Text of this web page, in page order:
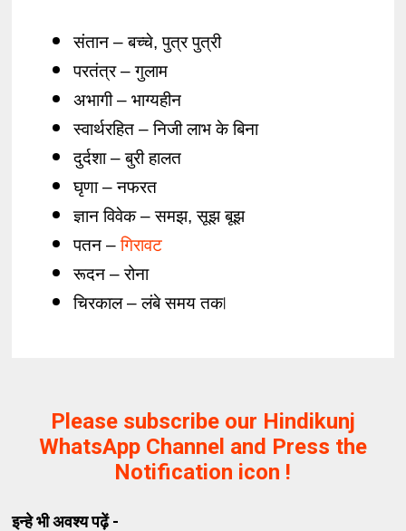
संतान – बच्चे, पुत्र पुत्री
परतंत्र – गुलाम
अभागी – भाग्यहीन
स्वार्थरहित – निजी लाभ के बिना
दुर्दशा – बुरी हालत
घृणा – नफरत
ज्ञान विवेक – समझ, सूझ बूझ
पतन – गिरावट
रूदन – रोना
चिरकाल – लंबे समय तक ⃒
Please subscribe our Hindikunj
WhatsApp Channel and Press the
Notification icon !
इन्हे भी अवश्य पढ़ें -